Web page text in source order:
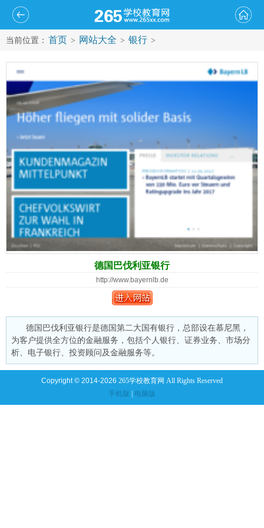
当前位置： 首页 > 网站大全 > 银行 >
德国巴伐利亚银行
http://www.bayernlb.de
德国巴伐利亚银行是德国第二大国有银行，总部设在慕尼黑，
为客户提供全方位的金融服务，包括个人银行、证券业务、市场分
析、电子银行、投资顾问及金融服务等。
Copyright © 2014-2026 265学校教育网 All Rights Reserved
手机版 | 电脑版